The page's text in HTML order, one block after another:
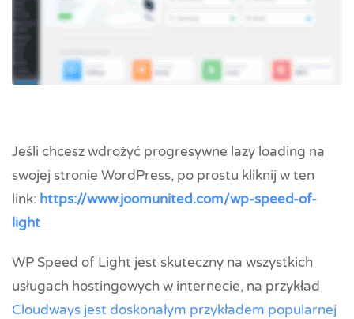
Jeśli chcesz wdrożyć progresywne lazy loading na
swojej stronie WordPress, po prostu kliknij w ten
link: https://www.joomunited.com/wp-speed-of-
light
WP Speed of Light jest skuteczny na wszystkich
usługach hostingowych w internecie, na przykład
Cloudways jest doskonałym przykładem popularnej